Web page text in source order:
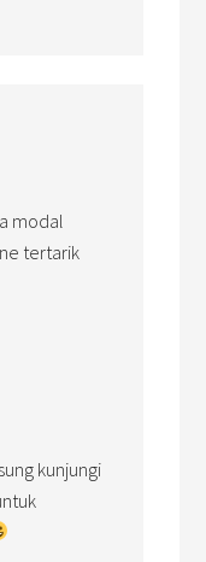
modal
tertarik
kunjungi